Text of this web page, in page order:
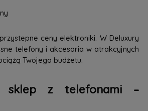
ceny elektroniki. W Deluxury
telefony i akcesoria w atrakcyjnych
Twojego budżetu.
sklep z telefonami –